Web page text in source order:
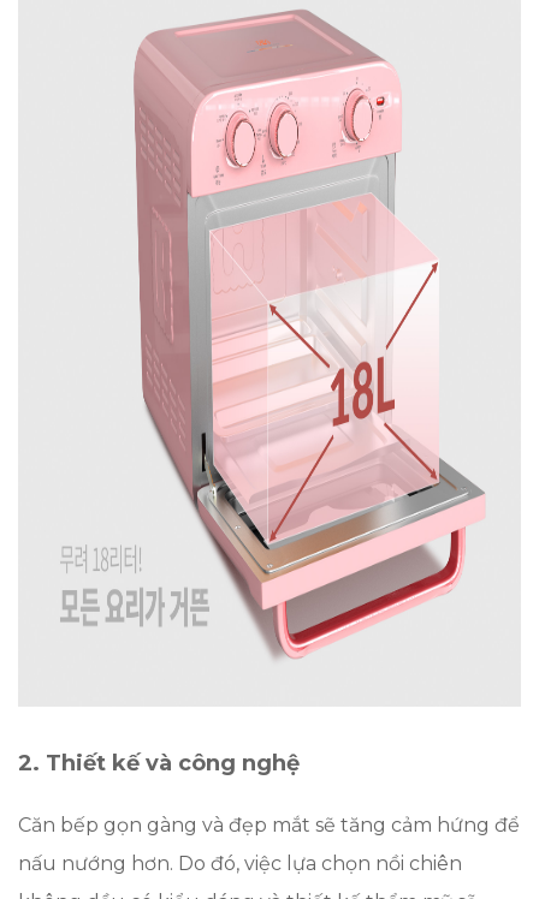
2. Thiết kế và công nghệ
Căn bếp gọn gàng và đẹp mắt sẽ tăng cảm hứng để
nấu nướng hơn. Do đó, việc lựa chọn nồi chiên